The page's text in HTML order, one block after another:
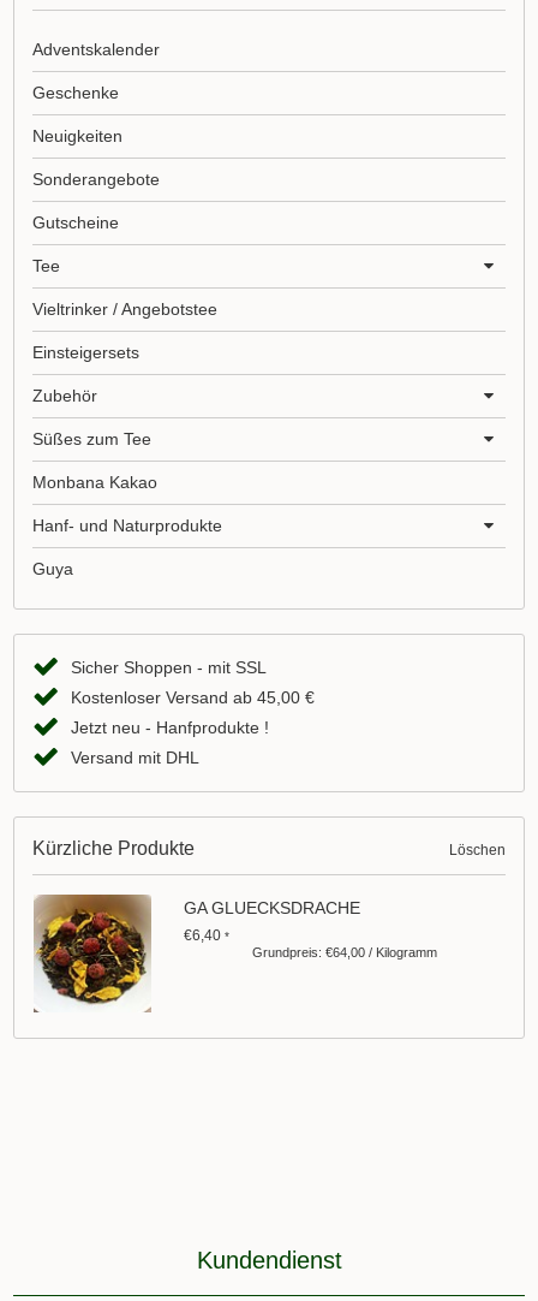
Adventskalender
Geschenke
Neuigkeiten
Sonderangebote
Gutscheine
Tee
Vieltrinker / Angebotstee
Einsteigersets
Zubehör
Süßes zum Tee
Monbana Kakao
Hanf- und Naturprodukte
Guya
Sicher Shoppen - mit SSL
Kostenloser Versand ab 45,00 €
Jetzt neu - Hanfprodukte !
Versand mit DHL
Kürzliche Produkte Löschen
GA GLUECKSDRACHE
€6,40*
Grundpreis: €64,00 / Kilogramm
Kundendienst